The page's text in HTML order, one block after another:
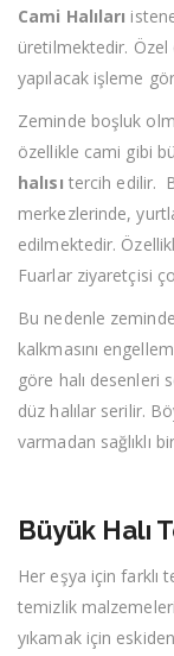
Cami Halıları
üretilmektedir.
yapılacak işleme
Zeminde boşluk
özellikle cami gibi
halısı tercih edilir.
merkezlerinde,
edilmektedir.
Fuarlar ziyaretçisi
Bu nedenle
kalkmasını
göre halı desenleri
düz halılar serilir.
varmadan sağlıklı
Büyük Halı
Her eşya için farklı
temizlik malzemeleri
yıkamak için